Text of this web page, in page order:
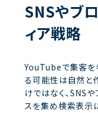
SNSやブ
ィア戦略
YouTubeで集客を
る可能性は自然と
けではなく、SNS
スを集め検索表示